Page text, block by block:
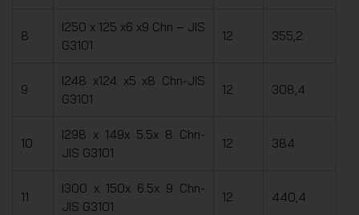
8
I250 x 125 x6 x9 Chn – JIS
G3101
12 355,2
9
I248 x124 x5 x8 Chn-JIS
G3101
12 308,4
10
I298 x 149x 5.5x 8 Chn-
JIS G3101
12 384
11
I300 x 150x 6.5x 9 Chn-
JIS G3101
12 440,4